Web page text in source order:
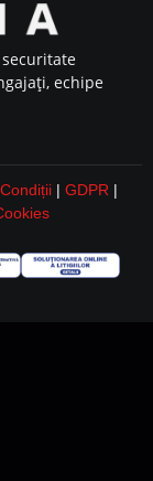
echipe
|GDPR |